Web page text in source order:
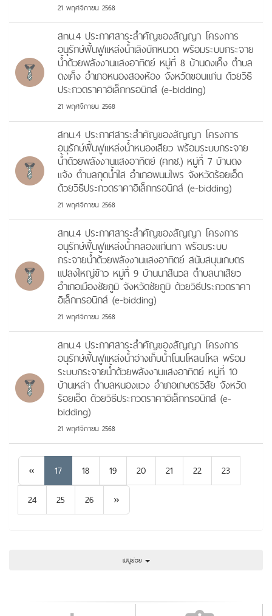
21 พฤศจิกายน 2568
สทน.4 ประกาศสาระสำคัญของสัญญา โครงการ
อนุรักษ์ฟื้นฟูแหล่งน้ำเลิงบักหนวด พร้อมระบบกระจาย
น้ำด้วยพลังงานแสงอาทิตย์ หมู่ที่ 8 บ้านดงเค็ง ตำบล
ดงเค็ง อำเภอหนองสองห้อง จังหวัดขอนแก่น ด้วยวิธี
ประกวดราคาอิเล็กทรอนิกส์ (e-bidding)
21 พฤศจิกายน 2568
สทน.4 ประกาศสาระสำคัญของสัญญา โครงการ
อนุรักษ์ฟื้นฟูแหล่งน้ำหนองเสียว พร้อมระบบกระจาย
น้ำด้วยพลังงานแสงอาทิตย์ (คทช.) หมู่ที่ 7 บ้านดง
แจ้ง ตำบลกุดน้ำใส อำเภอพนมไพร จังหวัดร้อยเอ็ด
ด้วยวิธีประกวดราคาอิเล็กทรอนิกส์ (e-bidding)
21 พฤศจิกายน 2568
สทน.4 ประกาศสาระสำคัญของสัญญา โครงการ
อนุรักษ์ฟื้นฟูแหล่งน้ำคลองแก่นทา พร้อมระบบ
กระจายน้ำด้วยพลังงานแสงอาทิตย์ สนับสนุนเกษตร
แปลงใหญ่ข้าว หมู่ที่ 9 บ้านนาสีนวล ตำบลนาเสียว
อำเภอเมืองชัยภูมิ จังหวัดชัยภูมิ ด้วยวิธีประกวดราคา
อิเล็กทรอนิกส์ (e-bidding)
21 พฤศจิกายน 2568
สทน.4 ประกาศสาระสำคัญของสัญญา โครงการ
อนุรักษ์ฟื้นฟูแหล่งน้ำอ่างเก็บน้ำโนนโหลนโหล พร้อม
ระบบกระจายน้ำด้วยพลังงานแสงอาทิตย์ หมู่ที่ 10
บ้านเหล่า ตำบลหนองแวง อำเภอเกษตรวิสัย จังหวัด
ร้อยเอ็ด ด้วยวิธีประกวดราคาอิเล็กทรอนิกส์ (e-
bidding)
21 พฤศจิกายน 2568
« Previous
17 18 19 20 21 22
23
24
25 26 »
เมนูย่อย